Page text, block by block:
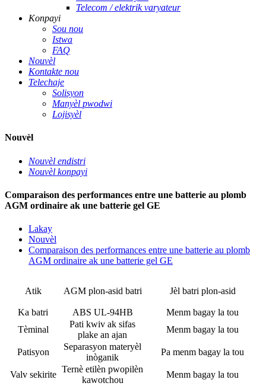
Telecom / elektrik varyateur
Konpayi
Sou nou
Istwa
FAQ
Nouvèl
Kontakte nou
Telechaje
Solisyon
Manyèl pwodwi
Lojisyèl
Nouvèl
Nouvèl endistri
Nouvèl konpayi
Comparaison des performances entre une batterie au plomb
AGM ordinaire ak une batterie gel GE
Lakay
Nouvèl
Comparaison des performances entre une batterie au plomb
AGM ordinaire ak une batterie gel GE
Atik AGM plon-asid batri Jèl batri plon-asid
Ka batri ABS UL-94HB
Menm bagay la tou
Tèminal
Pati kwiv ak sifas
plake an ajan
Menm bagay la tou
Patisyon
Separasyon materyèl
inòganik
Pa menm bagay la tou
Valv sekirite
Ternè etilèn pwopilèn
kawotchou
Menm bagay la tou